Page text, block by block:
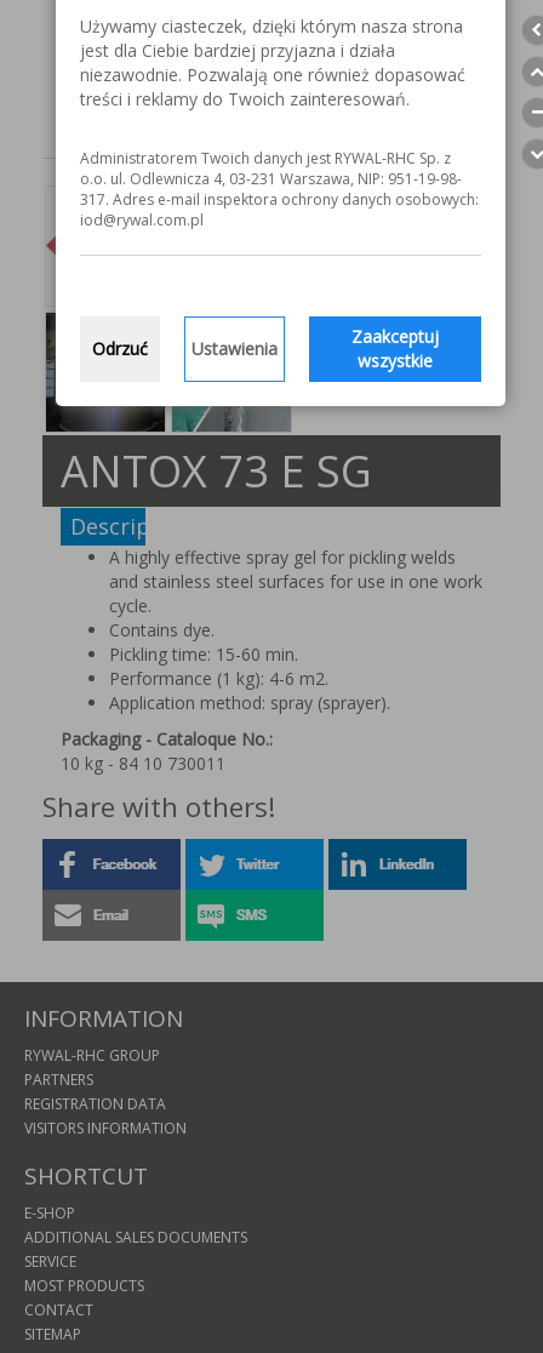
ANTOX 73 E SG
Description
A highly effective spray gel for pickling welds
and stainless steel surfaces for use in one work
cycle.
Contains dye.
Pickling time: 15-60 min.
Performance (1 kg): 4-6 m2.
Application method: spray (sprayer).
Packaging - Cataloque No.:
10 kg - 84 10 730011
Share with others!
INFORMATION
RYWAL-RHC GROUP
PARTNERS
REGISTRATION DATA
VISITORS INFORMATION
SHORTCUT
E-SHOP
ADDITIONAL SALES DOCUMENTS
SERVICE
MOST PRODUCTS
CONTACT
SITEMAP
Używamy ciasteczek, dzięki którym nasza strona
jest dla Ciebie bardziej przyjazna i działa
niezawodnie. Pozwalają one również dopasować
treści i reklamy do Twoich zainteresowań.
Administratorem Twoich danych jest RYWAL-RHC Sp. z
o.o. ul. Odlewnicza 4, 03-231 Warszawa, NIP: 951-19-98-
317. Adres e-mail inspektora ochrony danych osobowych:
iod@rywal.com.pl
Odrzuć Ustawienia
Zaakceptuj
wszystkie